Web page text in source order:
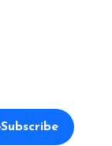
Subscribe